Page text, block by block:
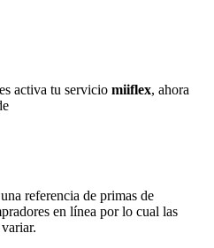
activa tu servicio miiflex, ahora
referencia de primas de
en línea por lo cual las